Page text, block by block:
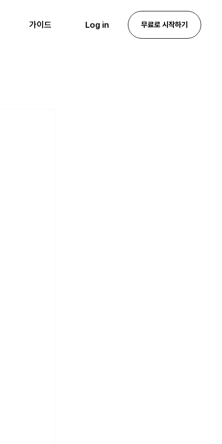
가이드 Log in 무료로 시작하기